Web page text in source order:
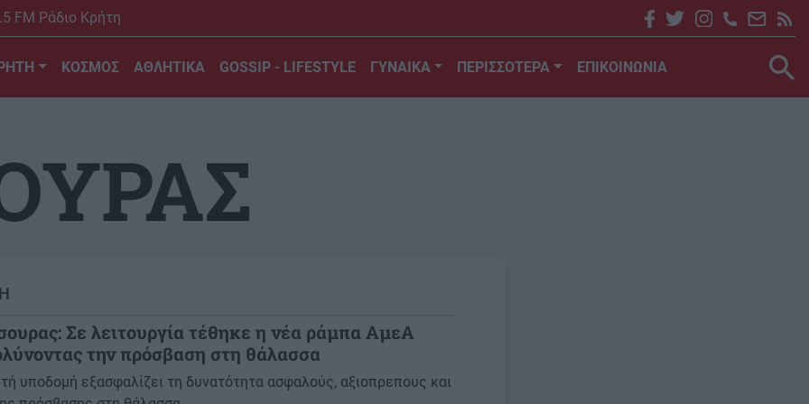
FM Ράδιο Κρήτη
ΚΟΣΜΟΣ ΑΘΛΗΤΙΚΑ GOSSIP - LIFESTYLE ΓΥΝΑΙΚΑ ΠΕΡΙΣΣΟΤΕΡΑ ΕΠΙΚΟΙΝΩΝΙΑ
Σε λειτουργία τέθηκε η νέα ράμπα ΑμεΑ
την πρόσβαση στη θάλασσα
υποδομή εξασφαλίζει τη δυνατότητα ασφαλούς, αξιοπρεπους και